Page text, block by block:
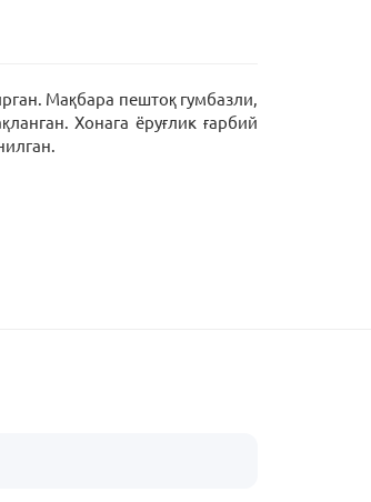
Мақбара пештоқ гумбазли,
Хонага ёруғлик ғарбий